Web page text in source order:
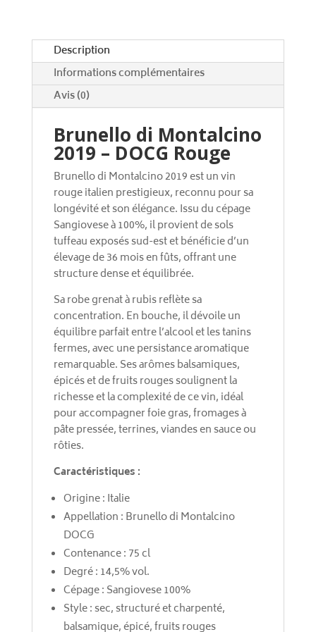
:
Description
Informations complémentaires
Avis (0)
Brunello di Montalcino
2019 – DOCG Rouge
Brunello di Montalcino 2019 est un vin
rouge italien prestigieux, reconnu pour sa
longévité et son élégance. Issu du cépage
Sangiovese à 100%, il provient de sols
tuffeau exposés sud-est et bénéficie d’un
élevage de 36 mois en fûts, offrant une
structure dense et équilibrée.
Sa robe grenat à rubis reflète sa
concentration. En bouche, il dévoile un
équilibre parfait entre l’alcool et les tanins
fermes, avec une persistance aromatique
remarquable. Ses arômes balsamiques,
épicés et de fruits rouges soulignent la
richesse et la complexité de ce vin, idéal
pour accompagner foie gras, fromages à
pâte pressée, terrines, viandes en sauce ou
rôties.
Caractéristiques :
Origine : Italie
Appellation : Brunello di Montalcino
DOCG
Contenance : 75 cl
Degré : 14,5% vol.
Cépage : Sangiovese 100%
Style : sec, structuré et charpenté,
balsamique, épicé, fruits rouges